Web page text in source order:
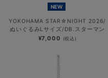
NEW
YOKOHAMA STAR☆NIGHT 2026/
ぬいぐるみLサイズ/DB.スターマン
¥7,000 (税込)